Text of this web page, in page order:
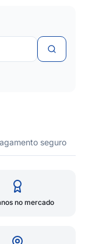
seguro
no mercado